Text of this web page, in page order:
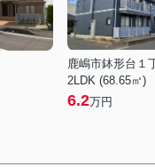
鹿嶋市鉢形台１
2LDK (68.65㎡)
6.2万円